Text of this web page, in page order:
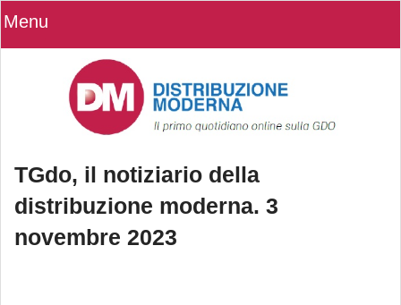
Menu
TGdo, il notiziario della
distribuzione moderna. 3
novembre 2023